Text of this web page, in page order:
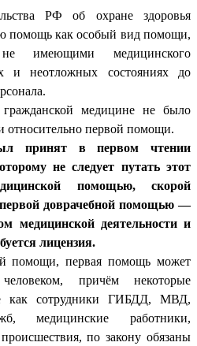
РФ об охране здоровья
помощь как особый вид помощи,
имеющими медицинского
и неотложных состояниях до
медицине не было
относительно первой помощи.
принят в первом чтении
не следует путать этот
помощью, скорой
доврачебной помощью —
медицинской деятельности и
лицензия.
помощи, первая помощь может
причём некоторые
как сотрудники ГИБДД, МВД,
медицинские работники,
по закону обязаны